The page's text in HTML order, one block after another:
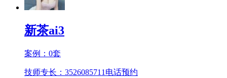
新茶ai3
案例： 0套
技师专长：3526085711 电话预约